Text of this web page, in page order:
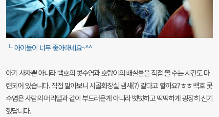
└ 아이들이 너무 좋아하네요~^^
아기 사자뿐 아니라 백호의 콧수염과 호랑이의 배설물을 직접 볼 수는 시간도 마
련되어 있습니다. 직접 맡아보니 시골화장실 냄새(?) 같다고 할까요?ㅎㅎ 백호 콧
수염은 사람의 머리털과 같이 부드러운게 아니라 뻣뻣하고 딱딱하게 굉장히 신기
했답니다.